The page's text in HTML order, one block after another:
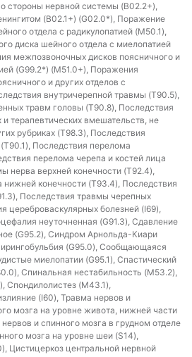
стороны нервной системы (B02.2+),
(B02.1+) (G02.0*), Поражение
отдела с радикулопатией (M50.1),
диска шейного отдела с миелопатией
межпозвоночных дисков поясничного и
(G99.2*) (M51.0+), Поражения
и других отделов с
внутричерепной травмы (T90.5),
травм головы (T90.8), Последствия
терапевтических вмешательств, не
рубриках (T98.3), Последствия
Последствия перелома
перелома черепа и костей лица
нерва верхней конечности (T92.4),
конечности (T93.4), Последствия
Последствия травмы черепных
цереброваскулярных болезней (I69),
неуточненная (G91.3), Сдавление
(G95.2), Синдром Арнольда-Киари
(G95.0), Сообщающаяся
миелопатии (G95.1), Спастический
Спинальная нестабильность (M53.2),
Спондилолистез (M43.1),
(I60), Травма нервов и
мозга на уровне живота, нижней части
и спинного мозга в грудном отделе
мозга на уровне шеи (S14),
Цистицеркоз центральной нервной